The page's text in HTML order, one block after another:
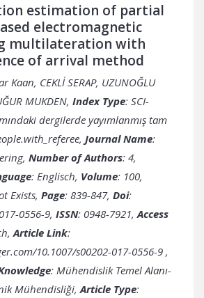
estimation of partial
electromagnetic
multilateration with
of arrival method
Kaan, CEKLİ SERAP, UZUNOĞLU
MUKDEN, Index Type: SCI-
dergilerde yayımlanmış tam
Journal Name:
Number of Authors: 4,
: Englisch, Volume: 100,
Exists, Page: 839-847, Doi:
0556-9, ISSN: 0948-7921, Access
Article Link:
10.1007/s00202-017-0556-9 ,
: Mühendislik Temel Alanı-
Mühendisliği, Article Type: